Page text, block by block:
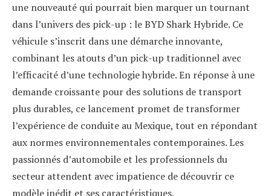
une nouveauté qui pourrait bien marquer un tournant
dans l’univers des pick-up : le BYD Shark Hybride. Ce
véhicule s’inscrit dans une démarche innovante,
combinant les atouts d’un pick-up traditionnel avec
l’efficacité d’une technologie hybride. En réponse à une
demande croissante pour des solutions de transport
plus durables, ce lancement promet de transformer
l’expérience de conduite au Mexique, tout en répondant
aux normes environnementales contemporaines. Les
passionnés d’automobile et les professionnels du
secteur attendent avec impatience de découvrir ce
modèle inédit et ses caractéristiques.